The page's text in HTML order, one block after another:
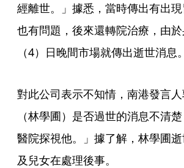
經離世。」據悉，當時傳出有出
也有問題，後來還轉院治療，由
（4）日晚間市場就傳出逝世消息。
對此公司表示不知情，南港發言
（林學圃）是否過世的消息不清
醫院探視他。」據了解，林學圃
及兒女在處理後事。